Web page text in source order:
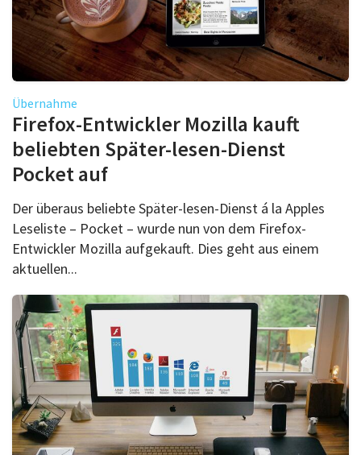
Übernahme
Firefox-Entwickler Mozilla kauft
beliebten Später-lesen-Dienst
Pocket auf
Der überaus beliebte Später-lesen-Dienst á la Apples
Leseliste – Pocket – wurde nun von dem Firefox-
Entwickler Mozilla aufgekauft. Dies geht aus einem
aktuellen...